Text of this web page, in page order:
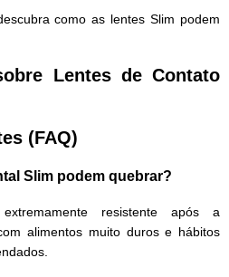
como as lentes Slim podem
Lentes de Contato
(FAQ)
Slim podem quebrar?
resistente após a
alimentos muito duros e hábitos